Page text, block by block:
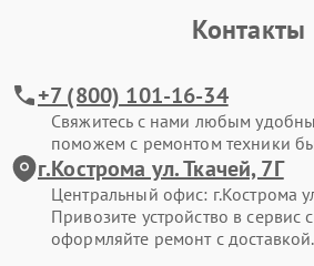
Контакты
+7 (800) 101-16-34
Свяжитесь с нами любым
поможем с ремонтом техники
г.Кострома ул. Ткачей, 7Г
Центральный офис: г.Кострома
Привозите устройство в сервис
оформляйте ремонт с доставкой.